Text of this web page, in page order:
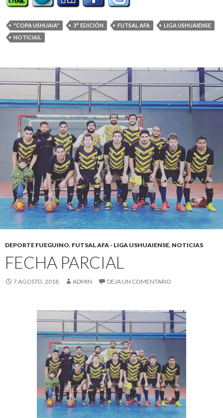
"COPA USHUAIA" 3° EDICIÓN FUTSAL AFA
LIGA USHUAIENSE
NOTICIAS.
DEPORTE FUEGUINO, FUTSAL AFA - LIGA USHUAIENSE, NOTICIAS
FECHA PARCIAL
7 AGOSTO, 2018 ADMIN DEJA UN COMENTARIO